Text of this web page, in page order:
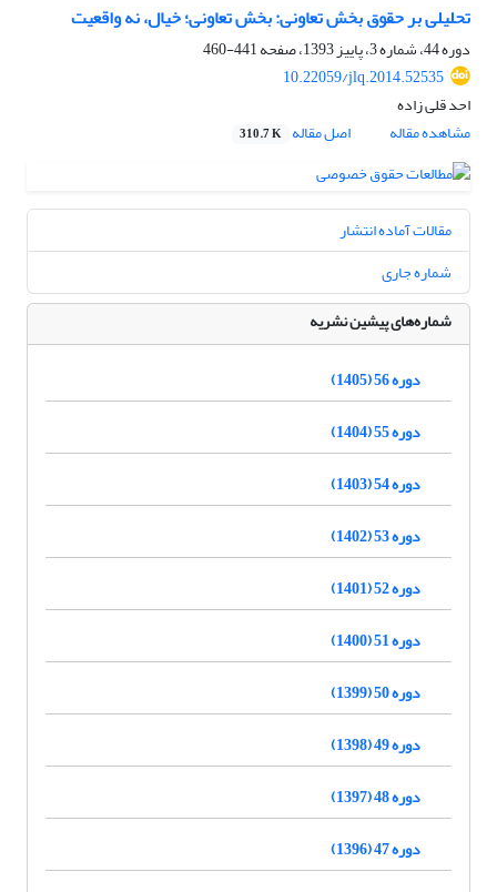
تحلیلی بر حقوق بخش تعاونی: بخش تعاونی؛ خیال، نه واقعیت
دوره 44، شماره 3، پاییز 1393، صفحه
441-460
10.22059/jlq.2014.52535
احد قلی زاده
مشاهده مقاله
اصل مقاله 310.7 K
مقالات آماده انتشار
شماره جاری
شماره‌های پیشین نشریه
دوره 56 (1405)
دوره 55 (1404)
دوره 54 (1403)
دوره 53 (1402)
دوره 52 (1401)
دوره 51 (1400)
دوره 50 (1399)
دوره 49 (1398)
دوره 48 (1397)
دوره 47 (1396)